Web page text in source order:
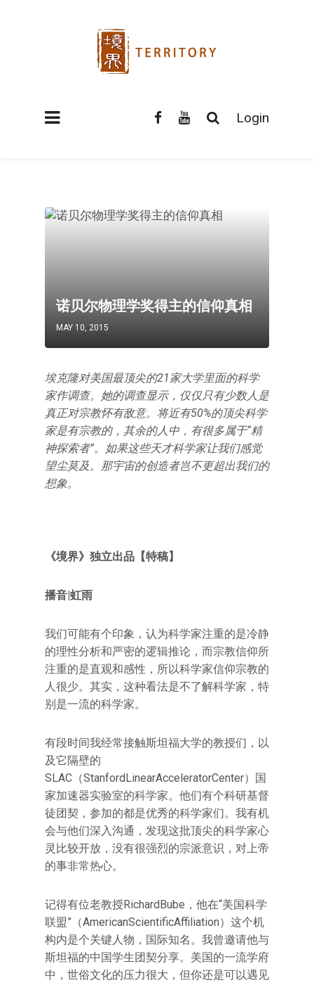
Login
诺贝尔物理学奖得主的信仰真相
MAY 10, 2015
埃克隆对美国最顶尖的21家大学里面的科学
家作调查。她的调查显示，仅仅只有少数人是
真正对宗教怀有敌意。将近有50%的顶尖科学
家是有宗教的，其余的人中，有很多属于“精
神探索者”。如果这些天才科学家让我们感觉
望尘莫及。那宇宙的创造者岂不更超出我们的
想象。
《境界》独立出品【特稿】
播音|虹雨
我们可能有个印象，认为科学家注重的是冷静
的理性分析和严密的逻辑推论，而宗教信仰所
注重的是直观和感性，所以科学家信仰宗教的
人很少。其实，这种看法是不了解科学家，特
别是一流的科学家。
有段时间我经常接触斯坦福大学的教授们，以
及它隔壁的
SLAC（StanfordLinearAcceleratorCenter）国
家加速器实验室的科学家。他们有个科研基督
徒团契，参加的都是优秀的科学家们。我有机
会与他们深入沟通，发现这批顶尖的科学家心
灵比较开放，没有很强烈的宗派意识，对上帝
的事非常热心。
记得有位老教授RichardBube，他在“美国科学
联盟”（AmericanScientificAffiliation）这个机
构内是个关键人物，国际知名。我曾邀请他与
斯坦福的中国学生团契分享。美国的一流学府
中，世俗文化的压力很大，但你还是可以遇见